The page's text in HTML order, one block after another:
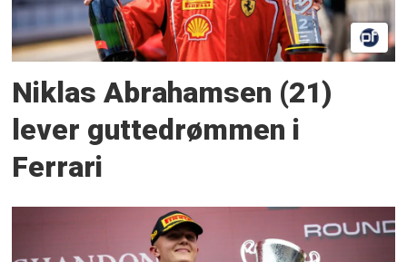
Niklas Abrahamsen (21)
lever guttedrømmen i
Ferrari